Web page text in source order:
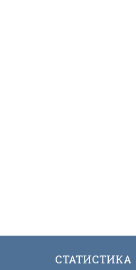
СТАТИСТИКА